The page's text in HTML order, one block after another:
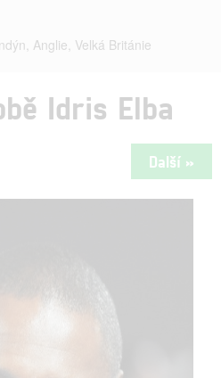
Anglie, Velká Británie
Idris Elba
Další »